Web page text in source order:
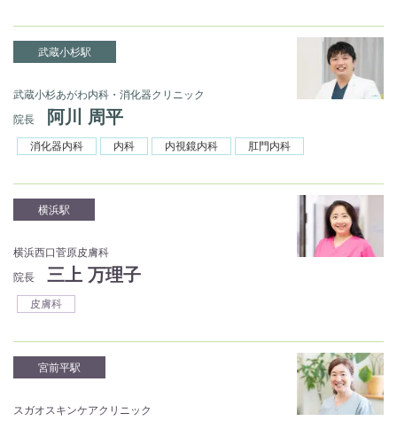
武蔵小杉駅
武蔵小杉あがわ内科・消化器クリニック
院長
阿川 周平
消化器内科 内科 内視鏡内科 肛門内科
横浜駅
横浜西口菅原皮膚科
院長
三上 万理子
皮膚科
宮前平駅
スガオスキンケアクリニック